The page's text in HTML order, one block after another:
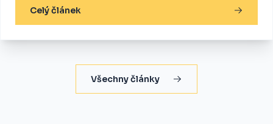
Celý článek
Všechny články